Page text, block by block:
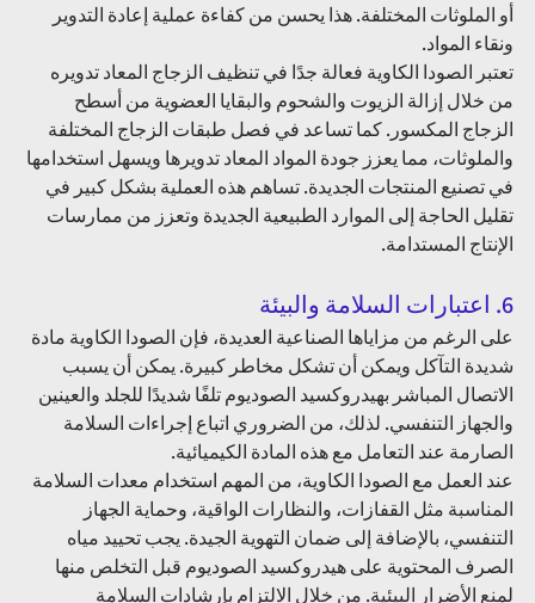
أو الملوثات المختلفة. هذا يحسن من كفاءة عملية إعادة التدوير
ونقاء المواد.
تعتبر الصودا الكاوية فعالة جدًا في تنظيف الزجاج المعاد تدويره
من خلال إزالة الزيوت والشحوم والبقايا العضوية من أسطح
الزجاج المكسور. كما تساعد في فصل طبقات الزجاج المختلفة
والملوثات، مما يعزز جودة المواد المعاد تدويرها ويسهل استخدامها
في تصنيع المنتجات الجديدة. تساهم هذه العملية بشكل كبير في
تقليل الحاجة إلى الموارد الطبيعية الجديدة وتعزز من ممارسات
الإنتاج المستدامة.
6. اعتبارات السلامة والبيئة
على الرغم من مزاياها الصناعية العديدة، فإن الصودا الكاوية مادة
شديدة التآكل ويمكن أن تشكل مخاطر كبيرة. يمكن أن يسبب
الاتصال المباشر بهيدروكسيد الصوديوم تلفًا شديدًا للجلد والعينين
والجهاز التنفسي. لذلك، من الضروري اتباع إجراءات السلامة
الصارمة عند التعامل مع هذه المادة الكيميائية.
عند العمل مع الصودا الكاوية، من المهم استخدام معدات السلامة
المناسبة مثل القفازات، والنظارات الواقية، وحماية الجهاز
التنفسي، بالإضافة إلى ضمان التهوية الجيدة. يجب تحييد مياه
الصرف المحتوية على هيدروكسيد الصوديوم قبل التخلص منها
لمنع الأضرار البيئية. من خلال الالتزام بإرشادات السلامة